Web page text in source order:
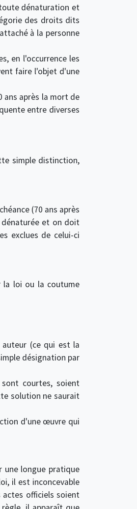
dénaturation et
des droits dits
à la personne
en l'occurrence les
faire l'objet d'une
ans après la mort de
entre diverses
simple distinction,
(70 ans après
et on doit
exclues de celui-ci
la loi ou la coutume
(ce qui est la
désignation par
courtes, soient
solution ne saurait
d'une œuvre qui
une longue pratique
il est inconcevable
officiels soient